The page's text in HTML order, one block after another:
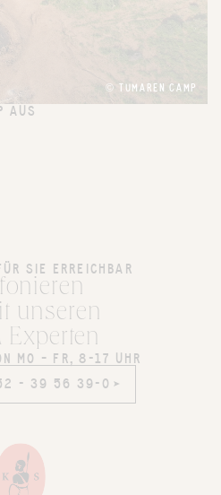
© TUMAREN CAMP
AUS
SIE ERREICHBAR
unseren
MO – FR, 8-17 UHR
- 39 56 39-0
- 39 56 39-0